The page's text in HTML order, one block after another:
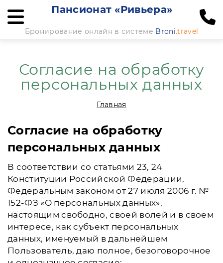
Пансионат «Ривьера»
Бронирование онлайн в системе Broni.travel
Согласие на обработку
персональных данных
Главная
Согласие на обработку
персональных данных
В соответствии со статьями 23, 24
Конституции Российской Федерации,
Федеральным законом от 27 июля 2006 г. №
152-ФЗ «О персональных данных»,
настоящим свободно, своей волей и в своем
интересе, как субъект персональных
данных, именуемый в дальнейшем
Пользователь, даю полное, безоговорочное